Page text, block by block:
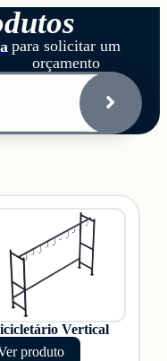
para solicitar um
orçamento
Vertical
produto